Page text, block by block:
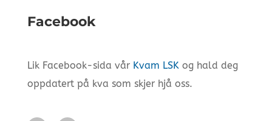
Facebook
Lik Facebook-sida vår Kvam LSKog hald deg
oppdatert på kva som skjer hjå oss.